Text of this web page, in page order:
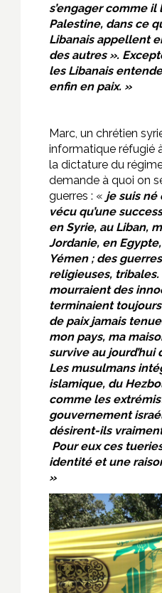
s’engager comme il
Palestine, dans ce
Libanais appellent
des autres ».
les Libanais
enfin en paix. »
Marc, un chrétien
informatique réfugié
la dictature du
demande à quoi on
guerres : « je suis né
vécu qu’une
en Syrie, au Liban,
Jordanie, en
Yémen ; des
religieuses,
mourraient des
terminaient
de paix jamais
mon pays, ma
survive au jourd’hui
Les musulmans
islamique, du
comme les
gouvernement
désirent-ils
Pour eux ces
identité et une
»